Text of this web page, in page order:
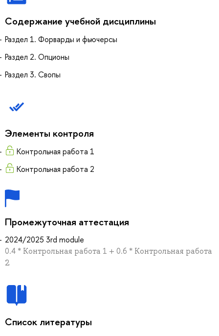
Содержание учебной дисциплины
Раздел 1. Форварды и фьючерсы
Раздел 2. Опционы
Раздел 3. Свопы
Элементы контроля
Контрольная работа 1
Контрольная работа 2
Промежуточная аттестация
2024/2025 3rd module
0.4 * Контрольная работа 1 + 0.6 * Контрольная работа
2
Список литературы